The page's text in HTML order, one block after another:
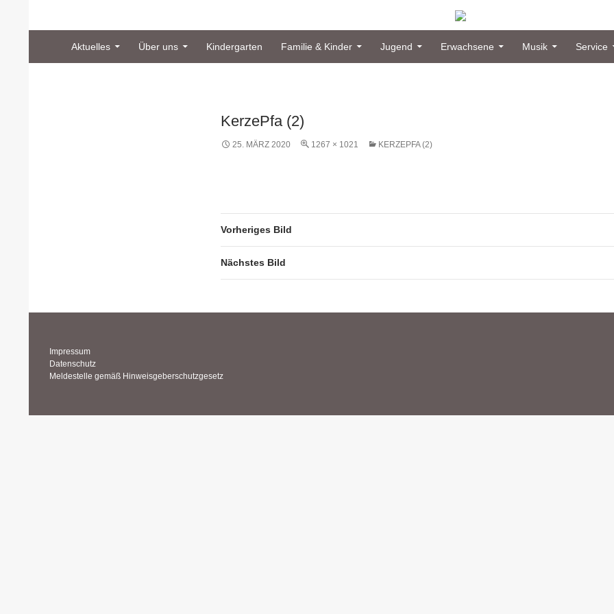
Katholische Gemeinde Sankt Bernard Poppenbüttel
Aktuelles
Über uns Kindergarten Familie & Kinder Jugend Erwachsene Musik Service
KerzePfa (2)
25. MÄRZ 2020 1267 × 1021 KERZEPFA (2)
Vorheriges Bild
Nächstes Bild
Impressum
Datenschutz
Meldestelle gemäß Hinweisgeberschutzgesetz